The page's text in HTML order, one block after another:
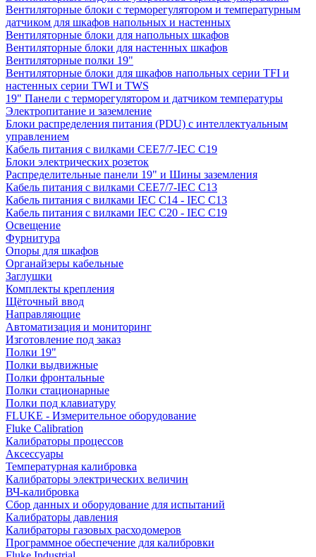
Вентиляторные блоки с терморегулятором и температурным
датчиком для шкафов напольных и настенных
Вентиляторные блоки для напольных шкафов
Вентиляторные блоки для настенных шкафов
Вентиляторные полки 19"
Вентиляторные блоки для шкафов напольных серии TFI и
настенных серии TWI и TWS
19" Панели с терморегулятором и датчиком температуры
Электропитание и заземление
Блоки распределения питания (PDU) с интеллектуальным
управлением
Кабель питания с вилками CEE7/7-IEC C19
Блоки электрических розеток
Распределительные панели 19" и Шины заземления
Кабель питания с вилками CEE7/7-IEC C13
Кабель питания с вилками IEC C14 - IEC C13
Кабель питания с вилками IEC C20 - IEC C19
Освещение
Фурнитура
Опоры для шкафов
Органайзеры кабельные
Заглушки
Комплекты крепления
Щёточный ввод
Направляющие
Автоматизация и мониторинг
Изготовление под заказ
Полки 19"
Полки выдвижные
Полки фронтальные
Полки стационарные
Полки под клавиатуру
FLUKE - Измерительное оборудование
Fluke Calibration
Калибраторы процессов
Аксессуары
Температурная калибровка
Калибраторы электрических величин
ВЧ-калибровка
Сбор данных и оборудование для испытаний
Калибраторы давления
Калибраторы газовых расходомеров
Программное обеспечение для калибровки